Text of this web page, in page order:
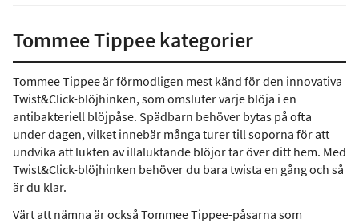
Tommee Tippee kategorier
Tommee Tippee är förmodligen mest känd för den innovativa
Twist&Click-blöjhinken, som omsluter varje blöja i en
antibakteriell blöjpåse. Spädbarn behöver bytas på ofta
under dagen, vilket innebär många turer till soporna för att
undvika att lukten av illaluktande blöjor tar över ditt hem. Med
Twist&Click-blöjhinken behöver du bara twista en gång och så
är du klar.
Värt att nämna är också Tommee Tippee-påsarna som